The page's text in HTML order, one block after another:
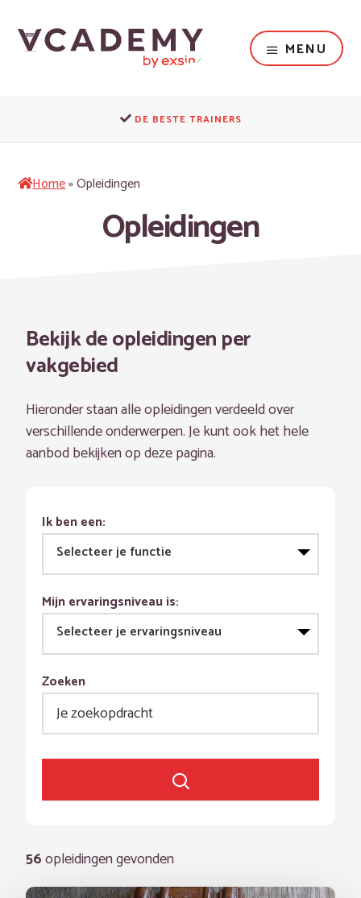
naar
het
domein
MENU
DE BESTE TRAINERS
Home»Opleidingen
Opleidingen
Bekijk de opleidingen per
vakgebied
Hieronder staan alle opleidingen verdeeld over
verschillende onderwerpen. Je kunt ook het hele
aanbod bekijken op deze pagina.
Ik ben een:
Selecteer je functie
Mijn ervaringsniveau is:
Selecteer je ervaringsniveau
Zoeken
56opleidingen gevonden